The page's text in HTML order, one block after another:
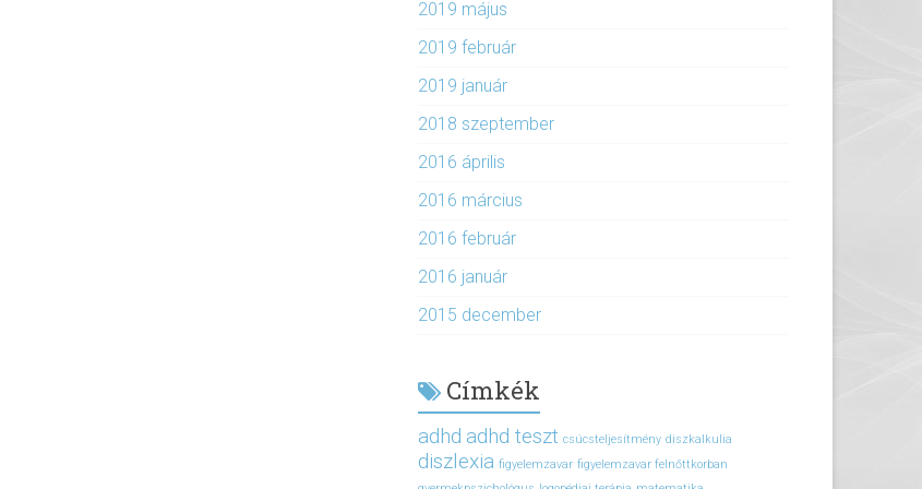
2019 május
2019 február
2019 január
2018 szeptember
2016 április
2016 március
2016 február
2016 január
2015 december
Címkék
adhd adhd teszt csúcsteljesítmény diszkalkulia
diszlexia figyelemzavar figyelemzavar felnőttkorban